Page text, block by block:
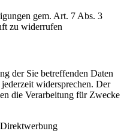
gem. Art. 7 Abs. 3
zu widerrufen
der Sie betreffenden Daten
widersprechen. Der
die Verarbeitung für Zwecke